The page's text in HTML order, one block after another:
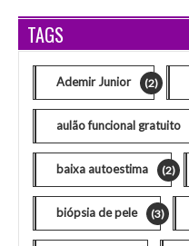
TAGS
Ademir Junior (2)
aulão funcional gratuito
baixa autoestima (2)
biópsia de pele (3)